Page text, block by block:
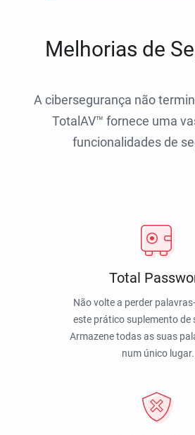
Melhorias de
A cibersegurança não
TotalAV™ fornece uma
funcionalidades de
Total
Não volte a perder
este prático suplemento de
Armazene todas as suas
num único lugar.